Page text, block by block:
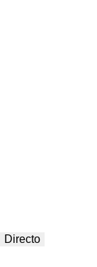
Directo